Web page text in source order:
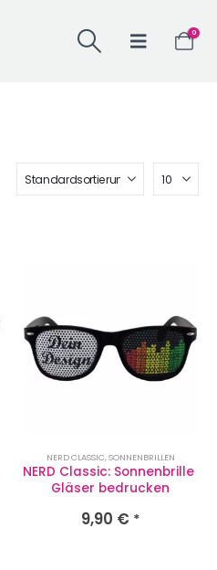
0
NERD CLASSIC,SONNENBRILLEN
NERD Classic: Sonnenbrille
Gläser bedrucken
9,90 € *